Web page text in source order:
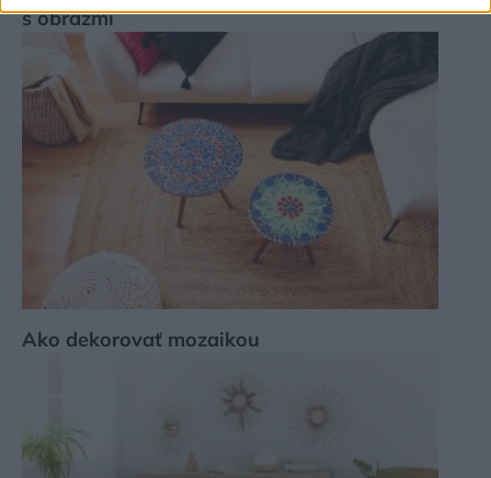
s obrazmi
Ako dekorovať mozaikou